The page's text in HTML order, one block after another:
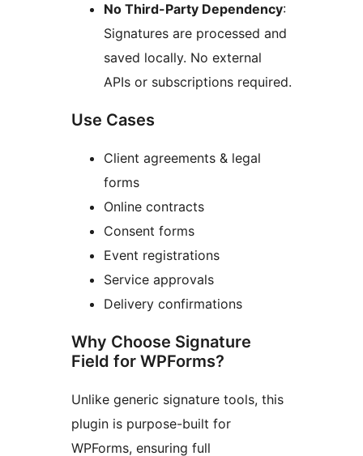
No Third-Party Dependency:
Signatures are processed and
saved locally. No external
APIs or subscriptions required.
Use Cases
Client agreements & legal
forms
Online contracts
Consent forms
Event registrations
Service approvals
Delivery confirmations
Why Choose Signature
Field for WPForms?
Unlike generic signature tools, this
plugin is purpose-built for
WPForms, ensuring full